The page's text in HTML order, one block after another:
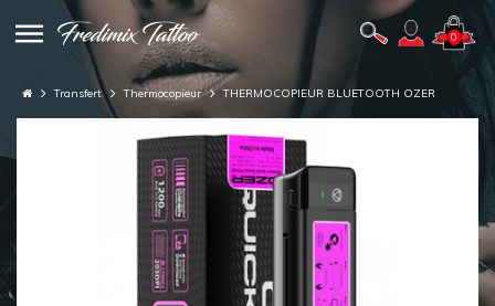
0
Transfert Thermocopieur THERMOCOPIEUR BLUETOOTH OZER